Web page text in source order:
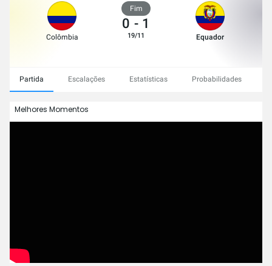
Colômbia
Fim
0 - 1
19/11 Equador
Partida Escalações Estatísticas Probabilidades
Melhores Momentos